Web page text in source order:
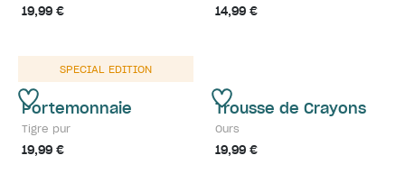
19,99 € 14,99 €
SPECIAL EDITION
Portemonnaie
Tigre pur
19,99 €
Trousse de Crayons
Ours
19,99 €